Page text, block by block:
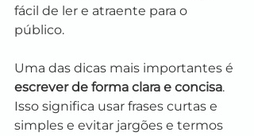
fácil de ler e atraente para o
público.
Uma das dicas mais importantes é
escrever de forma clara e concisa.
Isso significa usar frases curtas e
simples e evitar jargões e termos